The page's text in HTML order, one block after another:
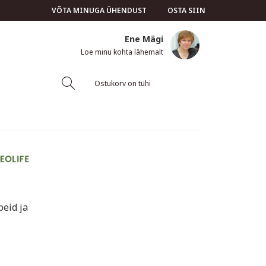
OSTA SIIN
VÕTA MINUGA ÜHENDUST
Ene Mägi
Loe minu kohta lähemalt
Ostukorv on tühi
ja